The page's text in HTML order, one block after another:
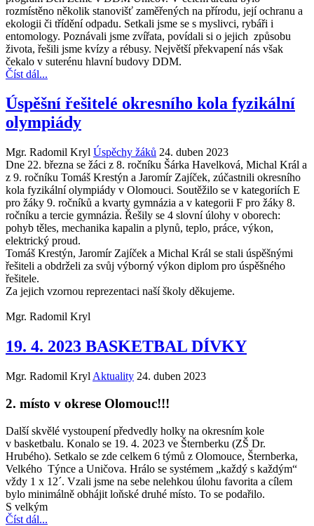
rozmístěno několik stanovišť zaměřených na přírodu, její ochranu a
ekologii či třídění odpadu. Setkali jsme se s myslivci, rybáři i
entomology. Poznávali jsme zvířata, povídali si o jejich způsobu
života, řešili jsme kvízy a rébusy. Největší překvapení nás však
čekalo v suterénu hlavní budovy DDM.
Číst dál...
Úspěšní řešitelé okresního kola fyzikální
olympiády
Mgr. Radomil Kryl Úspěchy žáků 24. duben 2023
Dne 22. března se žáci z 8. ročníku Šárka Havelková, Michal Král a
z 9. ročníku Tomáš Krestýn a Jaromír Zajíček, zúčastnili okresního
kola fyzikální olympiády v Olomouci. Soutěžilo se v kategoriích E
pro žáky 9. ročníků a kvarty gymnázia a v kategorii F pro žáky 8.
ročníku a tercie gymnázia. Řešily se 4 slovní úlohy v oborech:
pohyb těles, mechanika kapalin a plynů, teplo, práce, výkon,
elektrický proud.
Tomáš Krestýn, Jaromír Zajíček a Michal Král se stali úspěšnými
řešiteli a obdrželi za svůj výborný výkon diplom pro úspěšného
řešitele.
Za jejich vzornou reprezentaci naší školy děkujeme.
Mgr. Radomil Kryl
19. 4. 2023 BASKETBAL DÍVKY
Mgr. Radomil Kryl Aktuality 24. duben 2023
2. místo v okrese Olomouc!!!
Další skvělé vystoupení předvedly holky na okresním kole
v basketbalu. Konalo se 19. 4. 2023 ve Šternberku (ZŠ Dr.
Hrubého). Setkalo se zde celkem 6 týmů z Olomouce, Šternberka,
Velkého Týnce a Uničova. Hrálo se systémem „každý s každým“
vždy 1 x 12´. Vzali jsme na sebe nelehkou úlohu favorita a cílem
bylo minimálně obhájit loňské druhé místo. To se podařilo.
S velkým
Číst dál...